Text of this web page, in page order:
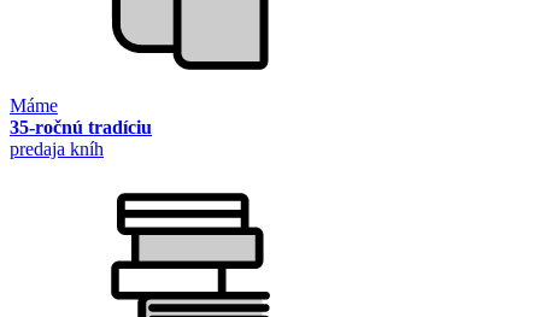
Máme
35-ročnú tradíciu
predaja kníh